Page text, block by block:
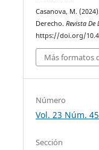
Casanova, M.
Derecho.Revista De
https://doi.org/
Más formatos
Número
Vol. 23 Núm.
Sección